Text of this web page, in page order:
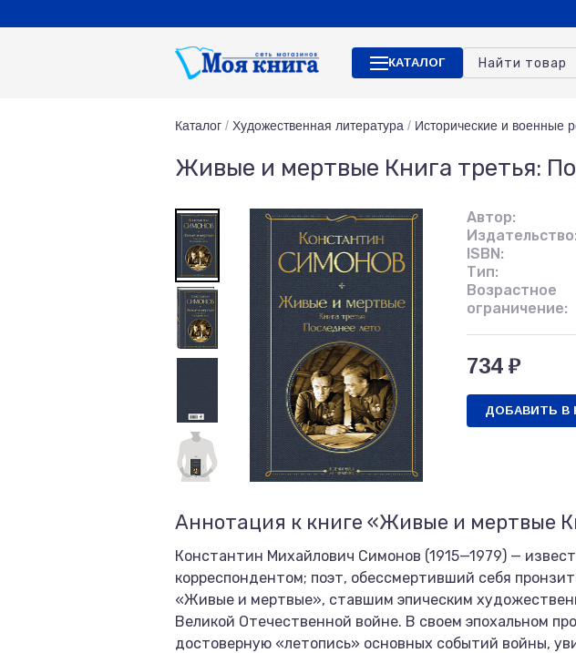
КАТАЛОГ
Каталог / Художественная литература / Исторические и военные
Живые и мертвые Книга третья:
Автор:
Издательство:
ISBN:
Тип:
Возрастное
ограничение:
734 ₽
ДОБАВИТЬ В
Аннотация к книге «Живые и мертвые
Константин Михайлович Симонов (1915—1979) —
корреспондентом; поэт, обессмертивший себя
«Живые и мертвые», ставшим эпическим
Великой Отечественной войне. В своем эпохальном
достоверную «летопись» основных событий войны,